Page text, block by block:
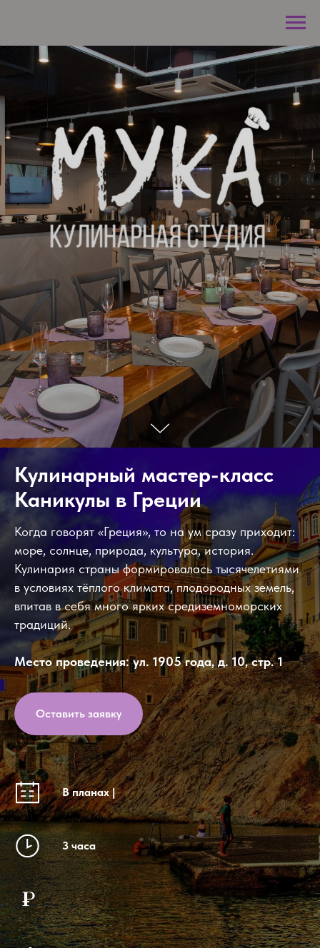
Кулинарный мастер-класс
Каникулы в Греции
Когда говорят «Греция», то на ум сразу приходит:
море, солнце, природа, культура, история.
Кулинария страны формировалась тысячелетиями
в условиях тёплого климата, плодородных земель,
впитав в себя много ярких средиземноморских
традиций.
Место проведения: ул. 1905 года, д. 10, стр. 1
Оставить заявку
В планах |
3 часа